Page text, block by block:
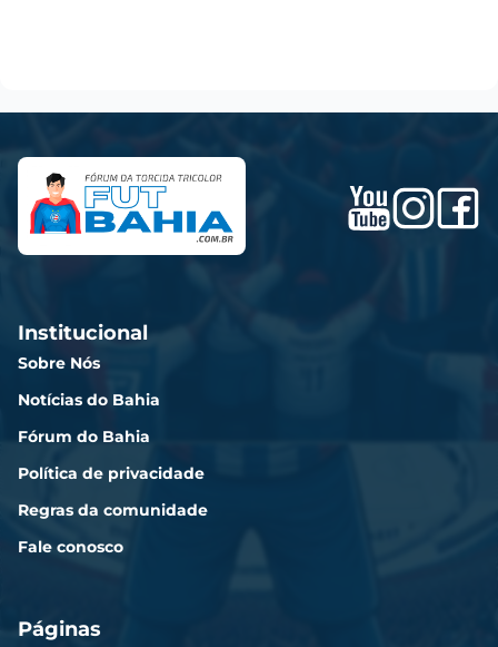
Institucional
Sobre Nós
Notícias do Bahia
Fórum do Bahia
Política de privacidade
Regras da comunidade
Fale conosco
Páginas